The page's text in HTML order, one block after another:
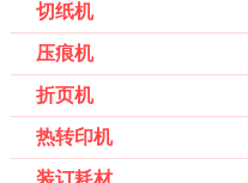
切纸机
压痕机
折页机
热转印机